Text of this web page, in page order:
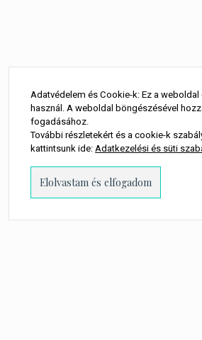
Adatvédelem és Cookie-k: Ez a
használ. A weboldal böngészésével
fogadásához.
További részletekért és a cookie-k
kattintsunk ide:Adatkezelési és süti